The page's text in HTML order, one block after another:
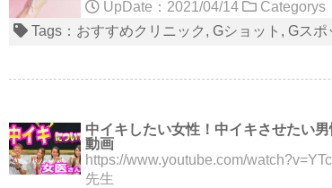
UpDate：2021/04/14
Categorys
Tags： おすすめクリニック Gショット Gスポ
中イキしたい女性！中イキさせたい
動画
https://www.youtube.com/
先生